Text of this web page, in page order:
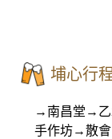
埔心行
→南昌堂→乙
手作坊→散會